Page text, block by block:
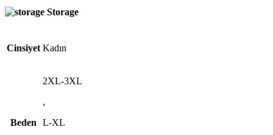
Storage
Cinsiyet Kadın
Beden
2XL-3XL
,
L-XL